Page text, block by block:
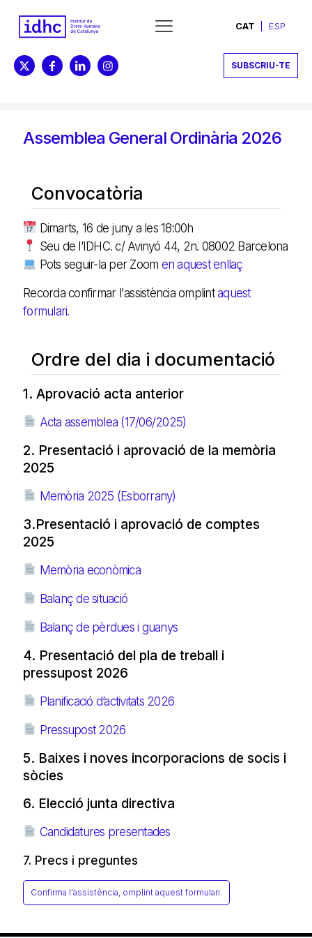
CAT ESP
SUBSCRIU-TE
Assemblea General Ordinària 2026
Convocatòria
Dimarts, 16 de juny a les 18:00h
Seu de l’IDHC. c/ Avinyó 44, 2n. 08002 Barcelona
Pots seguir-la per Zoom en aquest enllaç
Recorda confirmar l'assistència omplintaquest
formulari.
Ordre del dia i documentació
1. Aprovació acta anterior
Acta assemblea (17/06/2025)
2. Presentació i aprovació de la memòria
2025
Memòria 2025 (Esborrany)
3.Presentació i aprovació de comptes
2025
Memòria econòmica
Balanç de situació
Balanç de pèrdues i guanys
4. Presentació del pla de treball i
pressupost 2026
Planificació d’activitats 2026
Pressupost 2026
5. Baixes i noves incorporacions de socis i
sòcies
6. Elecció junta directiva
Candidatures presentades
7. Precs i preguntes
Confirma l'assistència, omplint aquest formulari.